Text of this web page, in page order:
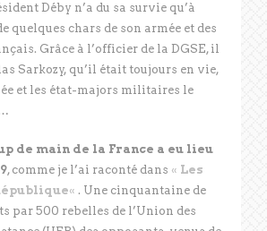
Déby n’a du sa survie qu’à
quelques chars de son armée et des
Grâce à l’officier de la DGSE, il
Sarkozy, qu’il était toujours en vie,
et les état-majors militaires le
de main de la France a eu lieu
, comme je l’ai raconté dans « Les
« . Une cinquantaine de
par 500 rebelles de l’Union des